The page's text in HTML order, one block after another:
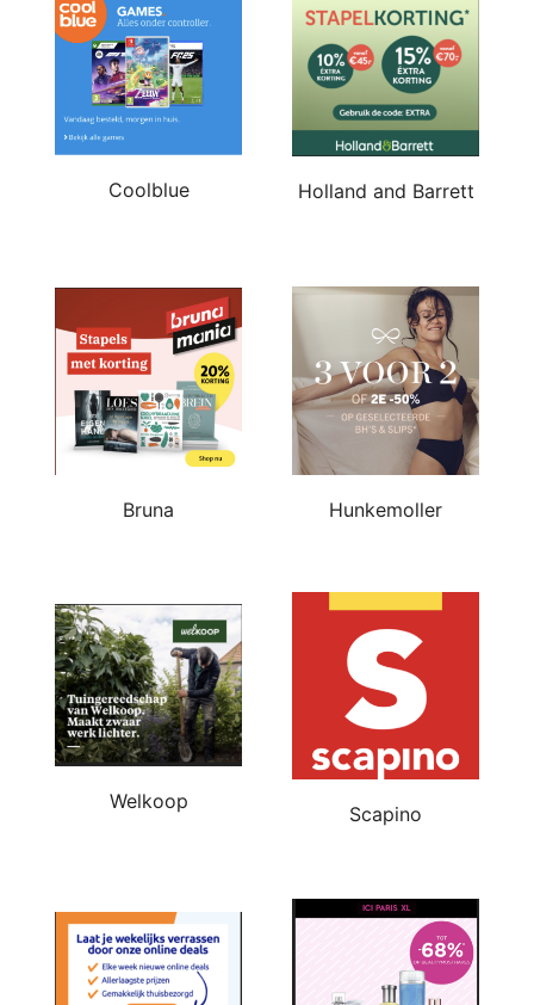
Coolblue Holland and Barrett
Bruna Hunkemoller
Welkoop
Scapino